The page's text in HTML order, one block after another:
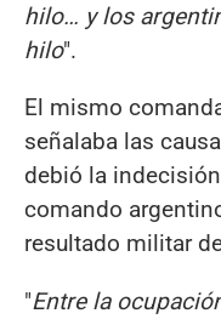
hilo… y los
hilo".
El mismo
señalaba las
debió la
comando
resultado militar
"Entre la